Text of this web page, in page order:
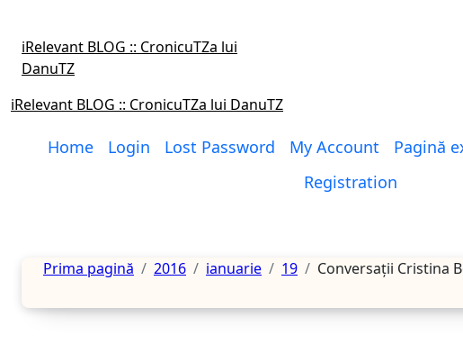
conținut
iRelevant BLOG :: CronicuTZa lui
DanuTZ
iRelevant BLOG :: CronicuTZa lui DanuTZ
Home Login Lost Password My Account Pagină
Registration
Prima pagină 2016 ianuarie 19 Conversaţii Cristina